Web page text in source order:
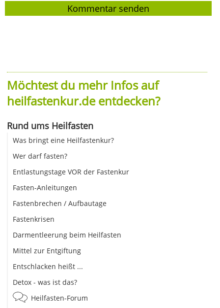
Möchtest du mehr Infos auf
heilfastenkur.de entdecken?
Rund ums Heilfasten
Was bringt eine Heilfastenkur?
Wer darf fasten?
Entlastungstage VOR der Fastenkur
Fasten-Anleitungen
Fastenbrechen / Aufbautage
Fastenkrisen
Darmentleerung beim Heilfasten
Mittel zur Entgiftung
Entschlacken heißt ...
Detox - was ist das?
Heilfasten-Forum